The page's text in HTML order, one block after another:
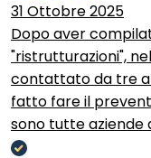
31 Ottobre 2025
Dopo aver
"ristrutturazioni",
contattato da tre
fatto fare il
sono tutte aziende